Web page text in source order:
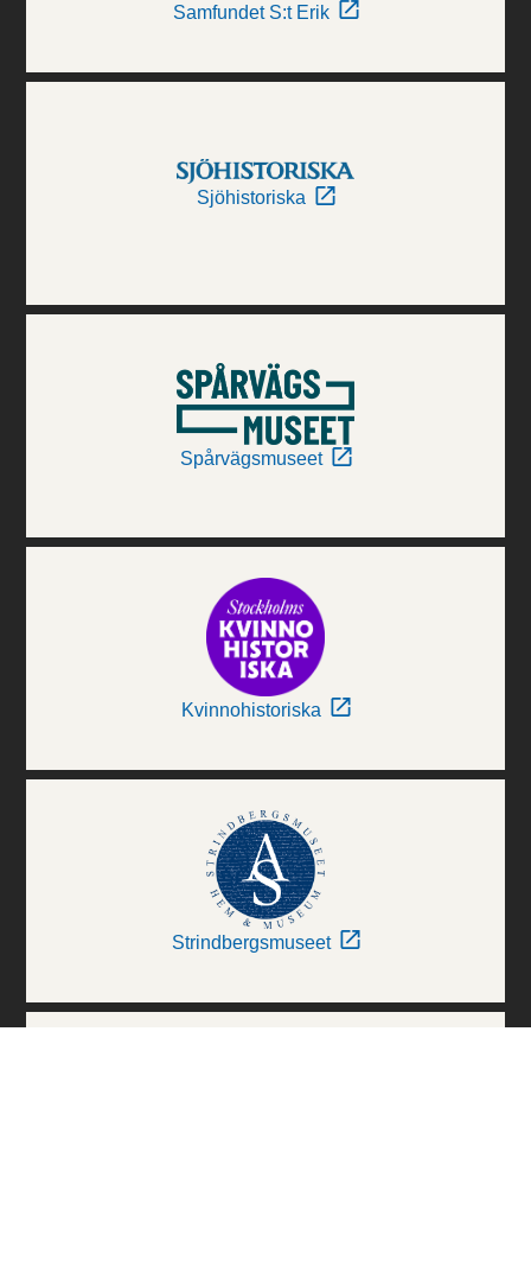
Samfundet S:t Erik
Sjöhistoriska
Spårvägsmuseet
Kvinnohistoriska
Strindbergsmuseet